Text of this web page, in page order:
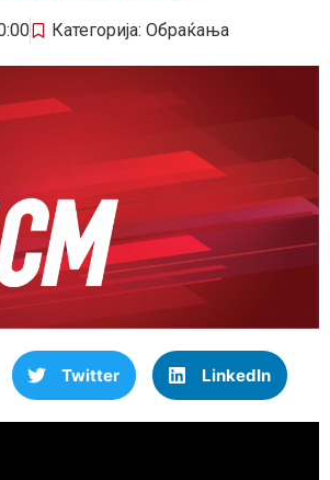
Категорија: Обраќања
Twitter LinkedIn